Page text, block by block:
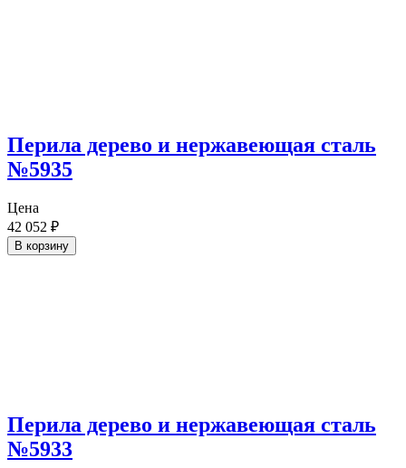
Перила дерево и нержавеющая сталь
№5935
Цена
42 052 ₽
В корзину
Перила дерево и нержавеющая сталь
№5933